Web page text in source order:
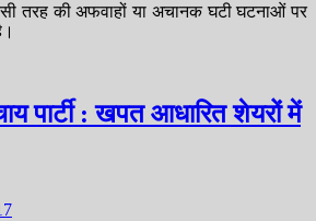
तरह की अफवाहों या अचानक घटी घटनाओं पर
पार्टी : खपत आधारित शेयरों में